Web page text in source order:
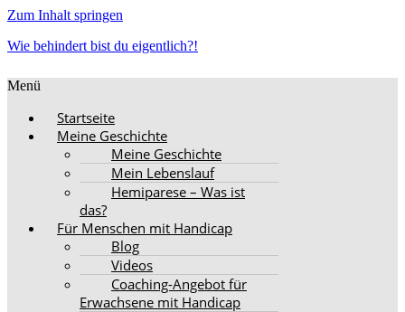
Zum Inhalt springen
Wie behindert bist du eigentlich?!
Menü
Startseite
Meine Geschichte
Meine Geschichte
Mein Lebenslauf
Hemiparese – Was ist
das?
Für Menschen mit Handicap
Blog
Videos
Coaching-Angebot für
Erwachsene mit Handicap